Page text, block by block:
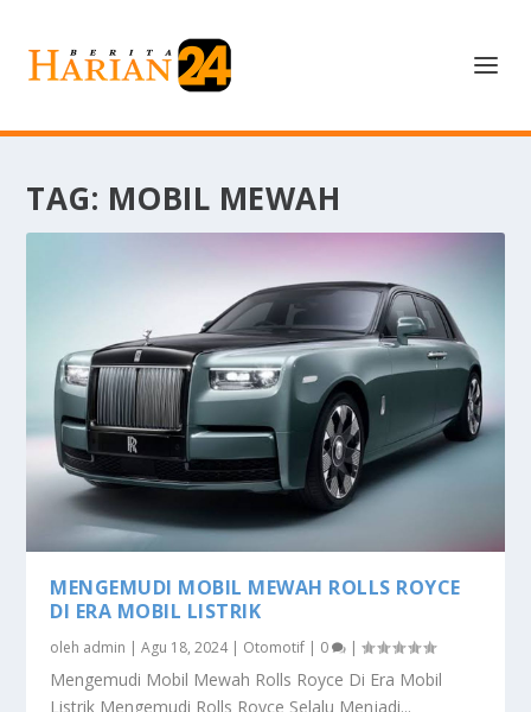
TAG: MOBIL MEWAH
MENGEMUDI MOBIL MEWAH ROLLS ROYCE
DI ERA MOBIL LISTRIK
oleh admin |Agu 18, 2024| Otomotif | 0 |
Mengemudi Mobil Mewah Rolls Royce Di Era Mobil
Listrik Mengemudi Rolls Royce Selalu Menjadi...